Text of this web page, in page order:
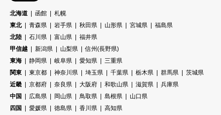
北海道 函館
札幌
東北
青森県 岩手県 秋田県 山形県 宮城県
福島県
北陸
石川県 富山県
福井県
甲信越
新潟県 山梨県
信州(長野県)
東海
静岡県 岐阜県 愛知県
三重県
関東
東京都 神奈川県 埼玉県 千葉県 栃木県 群馬県
茨城県
近畿
京都府 奈良県 大阪府 和歌山県 滋賀県
兵庫県
中国
広島県 岡山県 鳥取県 島根県
山口県
四国
愛媛県 徳島県 香川県
高知県